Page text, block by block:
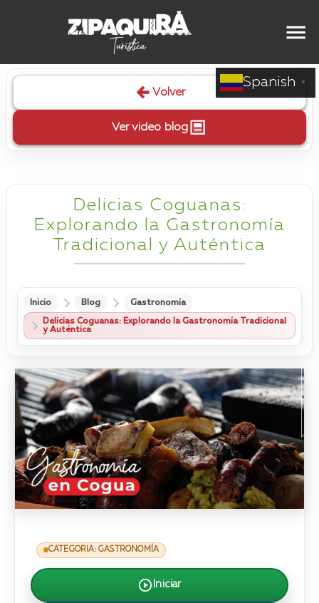
Spanish ▼
Volver
Ver video blog
Delicias Coguanas:
Explorando la Gastronomía
Tradicional y Auténtica
Inicio Blog Gastronomía
Delicias Coguanas: Explorando la Gastronomía Tradicional
y Auténtica
CATEGORIA: GASTRONOMÍA
Iniciar